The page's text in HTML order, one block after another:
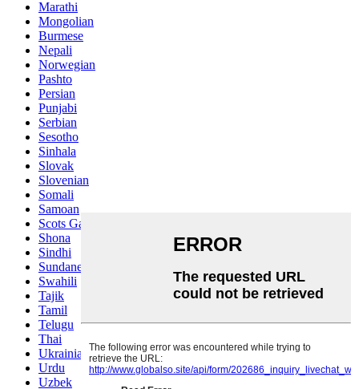
Marathi
Mongolian
Burmese
Nepali
Norwegian
Pashto
Persian
Punjabi
Serbian
Sesotho
Sinhala
Slovak
Slovenian
Somali
Samoan
Scots Gaelic
Shona
Sindhi
Sundanese
Swahili
Tajik
Tamil
Telugu
Thai
Ukrainian
Urdu
Uzbek